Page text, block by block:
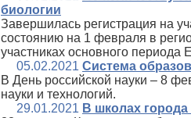
биологии
Завершилась регистрация на
состоянию на 1 февраля в
участниках основного периода
05.02.2021 Система
В День российской науки – 8
науки и технологий.
29.01.2021 В школах